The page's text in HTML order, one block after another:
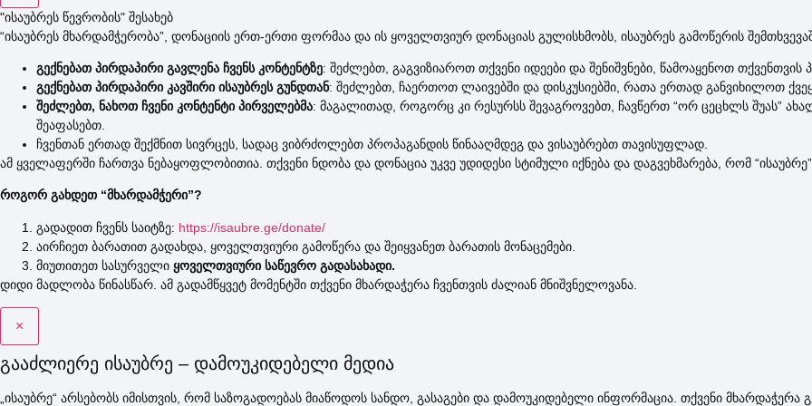
"ისაუბრეს წევრობის" შესახებ
“ისაუბრეს მხარდამჭერობა”, დონაციის ერთ-ერთი ფორმაა და ის ყოველთვიურ დონაციას გულისხმობს, ისაუბრეს გამოწერის
გექნებათ პირდაპირი გავლენა ჩვენს კონტენტზე: შეძლებთ, გაგვიზიაროთ თქვენი იდეები და შენიშვნები, წამოაყენოთ
გექნებათ პირდაპირი კავშირი ისაუბრეს გუნდთან: შეძლებთ, ჩაერთოთ ლაივებში და დისკუსიებში, რათა ერთად განვიხილოთ
შეძლებთ, ნახოთ ჩვენი კონტენტი პირველებმა: მაგალითად, როგორც კი რესურსს შევაგროვებთ, ჩავწერთ “ორ ცეცხლს შუას”
შეაფასებთ.
ჩვენთან ერთად შექმნით სივრცეს, სადაც ვიბრძოლებთ პროპაგანდის წინააღმდეგ და ვისაუბრებთ თავისუფლად.
ამ ყველაფერში ჩართვა ნებაყოფლობითია. თქვენი ნდობა და დონაცია უკვე უდიდესი სტიმული იქნება და დაგვეხმარება, რომ
როგორ გახდეთ “მხარდამჭერი”?
გადადით ჩვენს საიტზე: https://isaubre.ge/donate/
აირჩიეთ ბარათით გადახდა, ყოველთვიური გამოწერა და შეიყვანეთ ბარათის მონაცემები.
მიუთითეთ სასურველი ყოველთვიური საწევრო გადასახადი.
დიდი მადლობა წინასწარ. ამ გადამწყვეტ მომენტში თქვენი მხარდაჭერა ჩვენთვის ძალიან მნიშვნელოვანა.
×
გააძლიერე ისაუბრე – დამოუკიდებელი მედია​
„ისაუბრე“ არსებობს იმისთვის, რომ საზოგადოებას მიაწოდოს სანდო, გასაგები და დამოუკიდებელი ინფორმაცია. თქვენი